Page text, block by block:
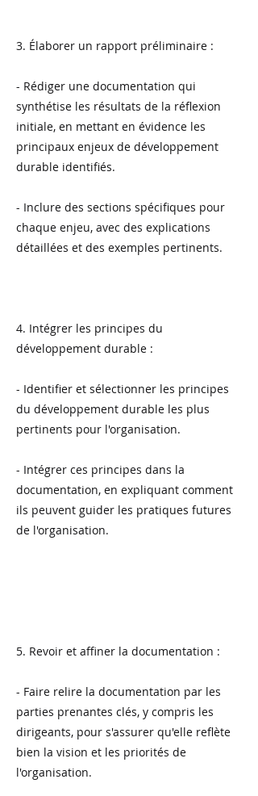
3. Élaborer un rapport préliminaire :
- Rédiger une documentation qui
synthétise les résultats de la réflexion
initiale, en mettant en évidence les
principaux enjeux de développement
durable identifiés.
- Inclure des sections spécifiques pour
chaque enjeu, avec des explications
détaillées et des exemples pertinents.
4. Intégrer les principes du
développement durable :
- Identifier et sélectionner les principes
du développement durable les plus
pertinents pour l'organisation.
- Intégrer ces principes dans la
documentation, en expliquant comment
ils peuvent guider les pratiques futures
de l'organisation.
5. Revoir et affiner la documentation :
- Faire relire la documentation par les
parties prenantes clés, y compris les
dirigeants, pour s'assurer qu'elle reflète
bien la vision et les priorités de
l'organisation.